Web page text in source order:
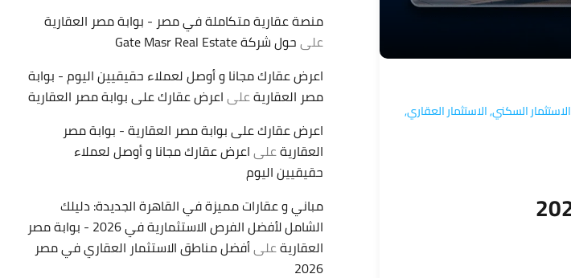
الاستثمار السكني,الاستثمار العقاري,
منصة عقارية متكاملة في مصر - بوابة مصر العقارية
علىحول شركة Gate Masr Real Estate
اعرض عقارك مجانا و أوصل لعملاء حقيقيين اليوم - بوابة
مصر العقاريةعلىاعرض عقارك على بوابة مصر العقارية
اعرض عقارك على بوابة مصر العقارية - بوابة مصر
العقاريةعلىاعرض عقارك مجانا و أوصل لعملاء
حقيقيين اليوم
مباني و عقارات مميزة في القاهرة الجديدة: دليلك
الشامل لأفضل الفرص الاستثمارية في 2026 - بوابة مصر
العقاريةعلىأفضل مناطق الاستثمار العقاري في مصر
2026